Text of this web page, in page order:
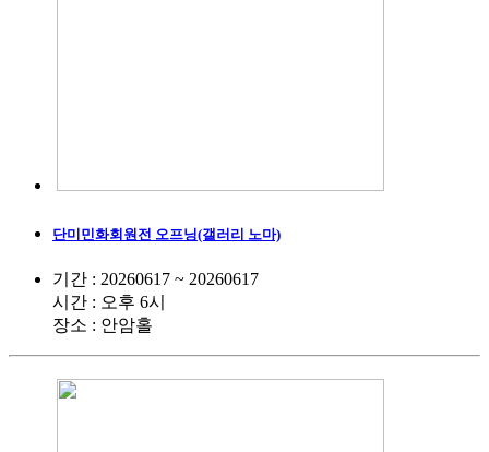
단미민화회원전 오프닝(갤러리 노마)
기간 : 20260617 ~ 20260617
시간 : 오후 6시
장소 : 안암홀